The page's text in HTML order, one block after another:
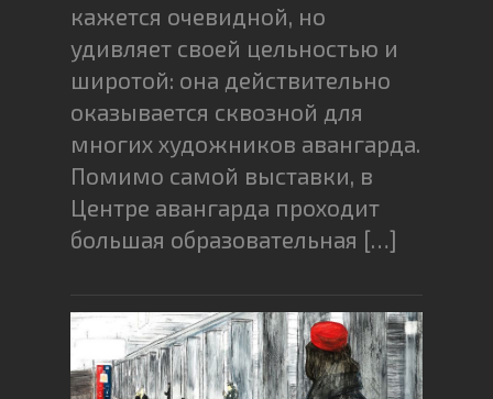
кажется очевидной, но
удивляет своей цельностью и
широтой: она действительно
оказывается сквозной для
многих художников авангарда.
Помимо самой выставки, в
Центре авангарда проходит
большая образовательная […]